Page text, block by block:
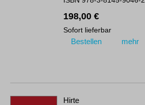
198,00 €
Sofort lieferbar
Bestellen mehr
Hirte